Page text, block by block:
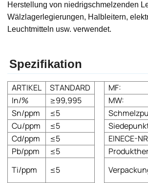
Herstellung von niedrigschmelzenden
Wälzlagerlegierungen, Halbleitern,
Leuchtmitteln usw. verwendet.
Spezifikation
ARTIKEL STANDARD MF:
In/%
≥99,995 MW:
Sn/ppm
≤5
Cu/ppm
≤5
Cd/ppm
≤5 EINECE-
Pb/ppm
≤5
Ti/ppm
≤5